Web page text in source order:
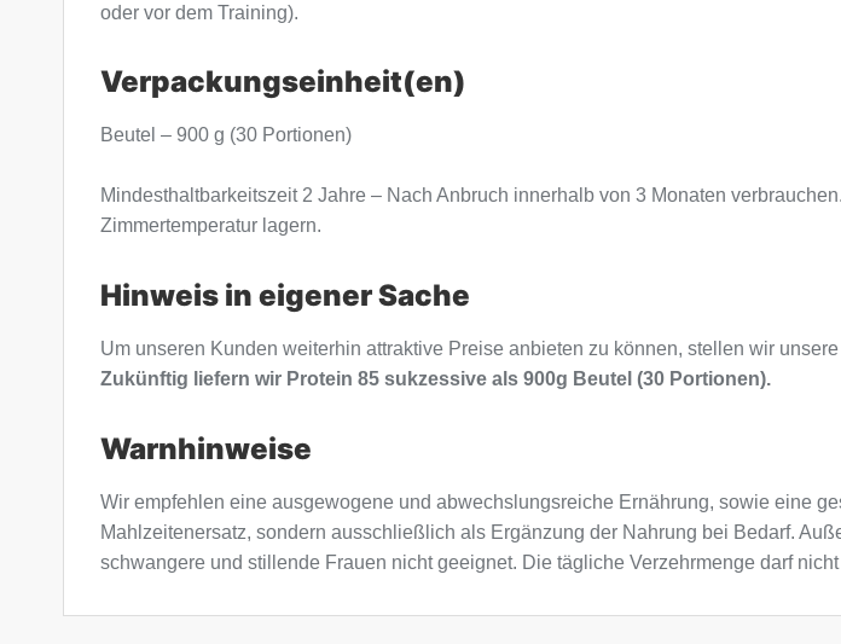
oder vor dem Training).
Verpackungseinheit(en)
Beutel – 900 g (30 Portionen)
Mindesthaltbarkeitszeit 2 Jahre – Nach Anbruch innerhalb von 3 Monaten
Zimmertemperatur lagern.
Hinweis in eigener Sache
Um unseren Kunden weiterhin attraktive Preise anbieten zu können, stellen wir
Zukünftig liefern wir Protein 85 sukzessive als 900g Beutel (30 Portionen).
Warnhinweise
Wir empfehlen eine ausgewogene und abwechslungsreiche Ernährung, sowie eine
Mahlzeitenersatz, sondern ausschließlich als Ergänzung der Nahrung bei Bedarf.
schwangere und stillende Frauen nicht geeignet. Die tägliche Verzehrmenge darf